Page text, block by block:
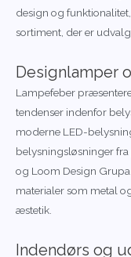
design og
sortiment, der er
Designlamper
Lampefeber
tendenser indenfor
moderne LED-
belysningsløsninger
og Loom Design
materialer som metal
æstetik.
Indendørs og